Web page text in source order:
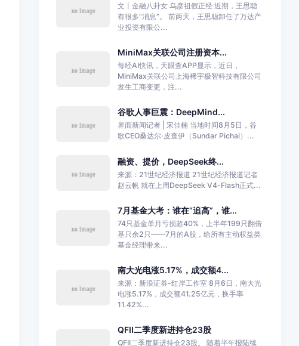
文丨金融八卦女 乌彦祖假正经 近期，王思聪
有很多“消息”。 前两天，王思聪卸任了万达产
业投资有限公...
MiniMax关联公司注册资本...
每经AI快讯，天眼查APP显示，近日，
MiniMax关联公司上海稀宇极智科技有限公司
发生工商变更，注...
谷歌人事巨震：DeepMind...
界面新闻记者 | 宋佳楠 当地时间8月5日，谷
歌CEO桑达尔·皮查伊（Sundar Pichai）...
融资、提价，DeepSeek终...
来源：21世纪经济报道 21世纪经济报道记者
赵云帆 就在上周DeepSeek V4-Flash正式...
7月基金大考：谁在“追高”，谁...
74只基金单月亏损超40%，上半年199只翻倍
基只余2只——7月的A股，给所有主动权益类
基金经理带来...
南大光电涨5.17%，成交额4...
来源：新浪证券-红岸工作室 8月6日，南大光
电涨5.17%，成交额41.25亿元，换手率
11.42%...
QFII二季度新进持仓23股
QFII二季度新进持仓23股。 随着半年报陆续